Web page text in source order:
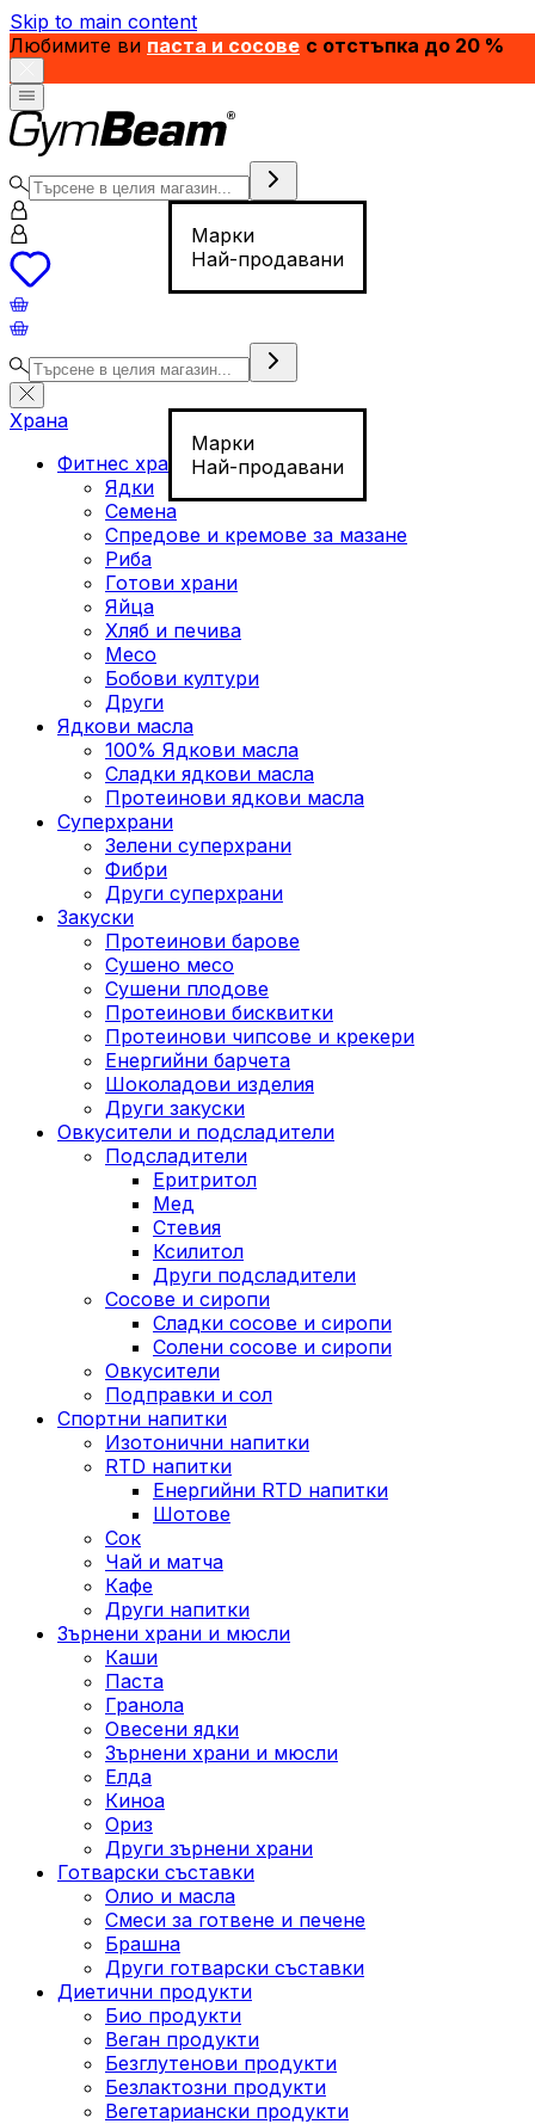
Skip to main content
Любимите ви паста и сосове с отстъпка до 20 %
Марки
Най-продавани
Марки
Най-продавани
Храна
Фитнес храна
Ядки
Семена
Спредове и кремове за мазане
Риба
Готови храни
Яйца
Хляб и печива
Месо
Бобови култури
Други
Ядкови масла
100% Ядкови масла
Сладки ядкови масла
Протеинови ядкови масла
Суперхрани
Зелени суперхрани
Фибри
Други суперхрани
3акуски
Протеинови бaрове
Сушено месо
Сушени плодове
Протеинови бисквитки
Протеинови чипсове и крекери
Енергийни барчета
Шоколадови изделия
Други закуски
Овкусители и подсладители
Подсладители
Еритритол
Мед
Стевия
Ксилитол
Други подсладители
Сосове и сиропи
Сладки сосове и сиропи
Солени сосове и сиропи
Овкусители
Подправки и сол
Спортни напитки
Изотонични напитки
RTD напитки
Енергийни RTD напитки
Шотове
Сок
Чай и матча
Кафе
Други напитки
Зърнени храни и мюсли
Каши
Паста
Гранола
Овесени ядки
Зърнени храни и мюсли
Елда
Киноа
Ориз
Други зърнени храни
Готварски съставки
Олио и масла
Смеси за готвене и печене
Брашна
Други готварски съставки
Диетични продукти
Био продукти
Веган продукти
Безглутенови продукти
Безлактозни продукти
Вегетариански продукти